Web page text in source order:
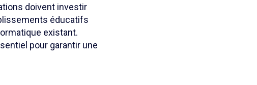
doivent investir
éducatifs
existant.
pour garantir une